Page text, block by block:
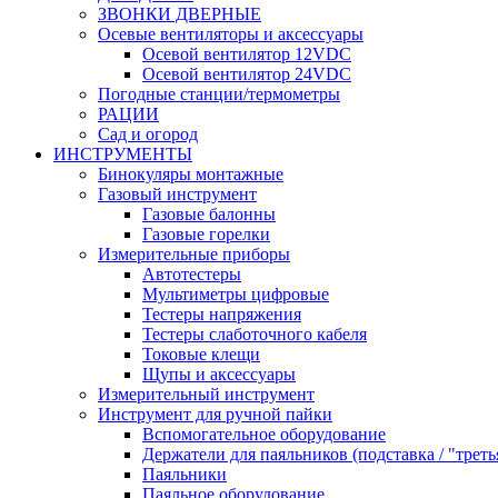
ЗВОНКИ ДВЕРНЫЕ
Осевые вентиляторы и аксессуары
Осевой вентилятор 12VDC
Осевой вентилятор 24VDC
Погодные станции/термометры
РАЦИИ
Сад и огород
ИНСТРУМЕНТЫ
Бинокуляры монтажные
Газовый инструмент
Газовые балонны
Газовые горелки
Измерительные приборы
Автотестеры
Мультиметры цифровые
Тестеры напряжения
Тестеры слаботочного кабеля
Токовые клещи
Щупы и аксессуары
Измерительный инструмент
Инструмент для ручной пайки
Вспомогательное оборудование
Держатели для паяльников (подставка /
Паяльники
Паяльное оборудование